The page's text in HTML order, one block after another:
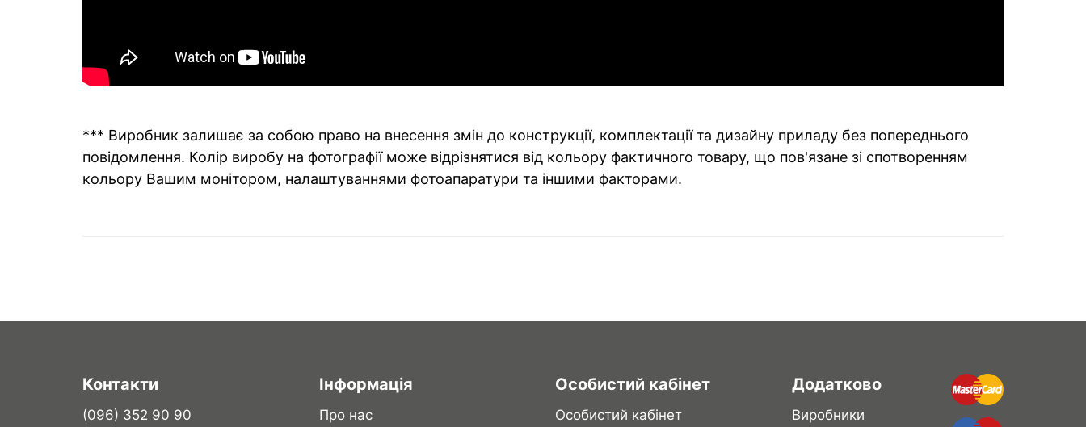
*** Виробник залишає за собою право на внесення змін до конструкції, комплектації та дизайну приладу без попереднього
повідомлення. Колір виробу на фотографії може відрізнятися від кольору фактичного товару, що пов'язане зі спотворенням
кольору Вашим монітором, налаштуваннями фотоапаратури та іншими факторами.
Контакти
(096) 352 90 90
Інформація
Про нас
Особистий кабінет
Особистий кабінет
Додатково
Виробники